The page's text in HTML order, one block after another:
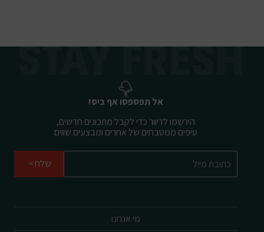
מי אנחנו
אל תפספסו אף ביס!
הירשמו לדיוור כדי לקבל מתכונים חדשים,
טיפים ממטבחים של אחרים ומבצעים שווים
שלח